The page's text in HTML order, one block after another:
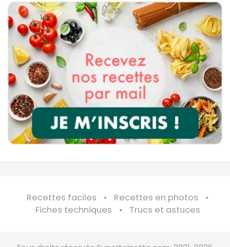
Recettes faciles
Recettes en photos
Fiches techniques
Trucs et astuces